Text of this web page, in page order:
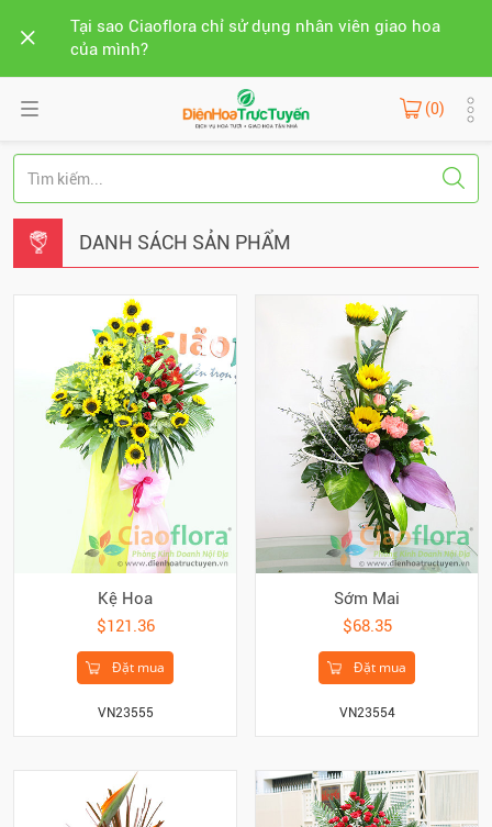
Tại sao Ciaoflora chỉ sử dụng nhân viên giao hoa
của mình?
(0)
DANH SÁCH SẢN PHẨM
Kệ Hoa
$121.36
Đặt mua
VN23555
Sớm Mai
$68.35
Đặt mua
VN23554